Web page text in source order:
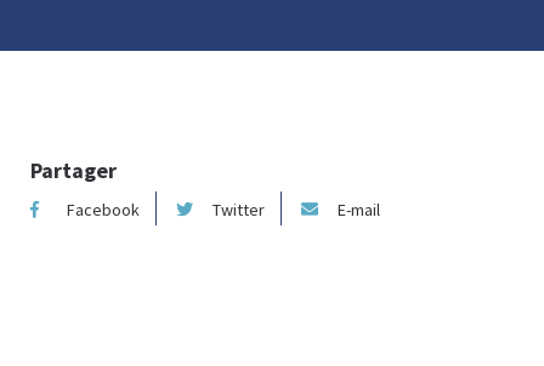
Partager
Facebook Twitter E-mail